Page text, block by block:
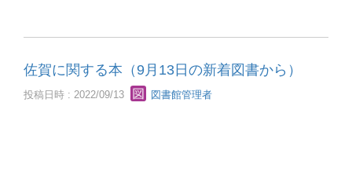
佐賀に関する本（9月13日の新着図書から）
投稿日時 : 2022/09/13 図書館管理者